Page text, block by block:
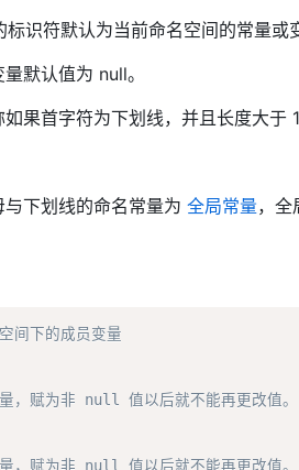
识符默认为当前命名空间的常量或
默认值为 null。
果首字符为下划线，并且长度大
下划线的命名常量为 全局常量，全
间下的成员变量
，赋为非 null 值以后就不能再更改值。
，赋为非 null 值以后就不能再更改值。